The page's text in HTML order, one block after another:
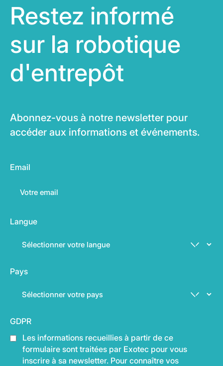
Restez informé
sur la robotique
d'entrepôt
Abonnez-vous à notre newsletter pour
accéder aux informations et événements.
Email
Langue
Pays
GDPR
Les informations recueillies à partir de ce
formulaire sont traitées par Exotec pour vous
inscrire à sa newsletter. Pour connaître vos